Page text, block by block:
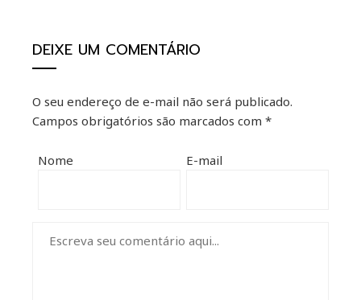
DEIXE UM COMENTÁRIO
O seu endereço de e-mail não será publicado.
Campos obrigatórios são marcados com *
Nome E-mail